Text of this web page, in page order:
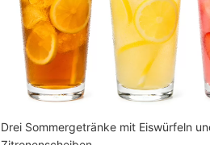
Drei Sommergetränke mit Eiswürfeln